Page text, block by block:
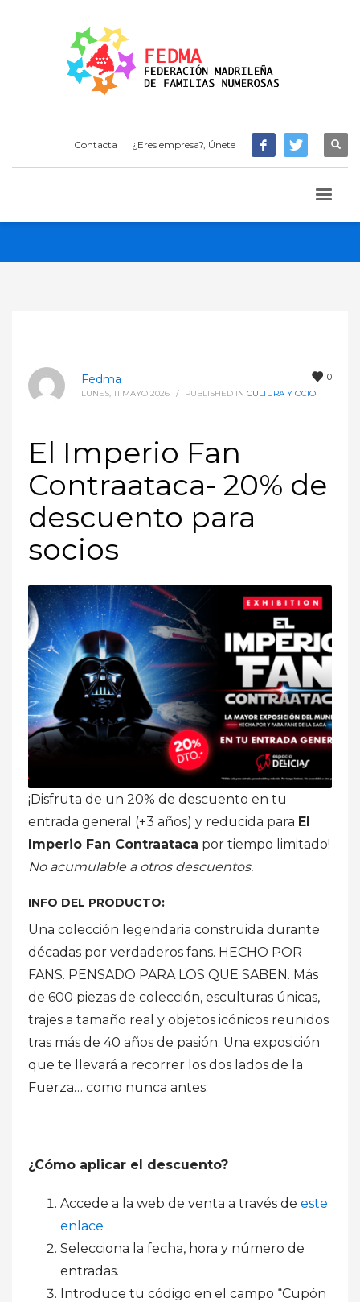
Contacta ¿Eres empresa?, Únete
0
Fedma
LUNES, 11 MAYO 2026 / PUBLISHED IN CULTURA Y OCIO
El Imperio Fan
Contraataca- 20% de
descuento para
socios
¡Disfruta de un 20% de descuento en tu
entrada general (+3 años) y reducida para El
Imperio Fan Contraataca por tiempo limitado!
No acumulable a otros descuentos.
INFO DEL PRODUCTO:
Una colección legendaria construida durante
décadas por verdaderos fans. HECHO POR
FANS. PENSADO PARA LOS QUE SABEN. Más
de 600 piezas de colección, esculturas únicas,
trajes a tamaño real y objetos icónicos reunidos
tras más de 40 años de pasión. Una exposición
que te llevará a recorrer los dos lados de la
Fuerza… como nunca antes.
¿Cómo aplicar el descuento?
Accede a la web de venta a través de este
enlace .
Selecciona la fecha, hora y número de
entradas.
Introduce tu código en el campo “Cupón